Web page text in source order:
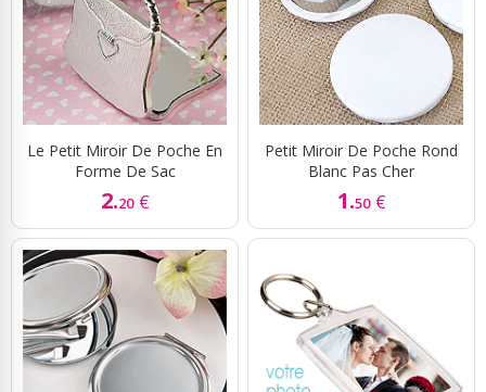
Le Petit Miroir De Poche En
Forme De Sac
2.20 €
Petit Miroir De Poche Rond
Blanc Pas Cher
1.50 €